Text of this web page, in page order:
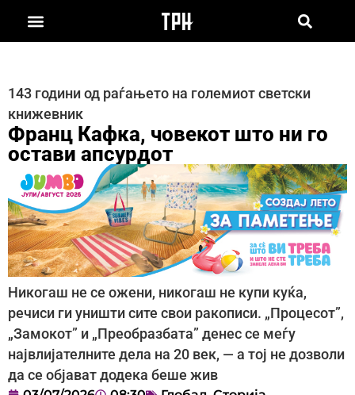
143 години од раѓањето на големиот светски
книжевник
Франц Кафка, човекот што ни го
остави апсурдот
Никогаш не се ожени, никогаш не купи куќа,
речиси ги уништи сите свои ракописи. „Процесот”,
„Замокот” и „Преобразбата” денес се меѓу
највлијателните дела на 20 век, — а тој не дозволи
да се објават додека беше жив